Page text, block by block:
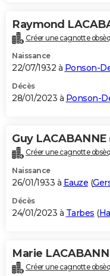
Raymond
Créer une cagnotte
Naissance
22/07/1932 à Ponson-
Décès
28/01/2023 à Ponson-
Guy LACABANNE
Créer une cagnotte
Naissance
26/01/1933 à Eauze (
Décès
24/01/2023 à Tarbes (
Marie
Créer une cagnotte